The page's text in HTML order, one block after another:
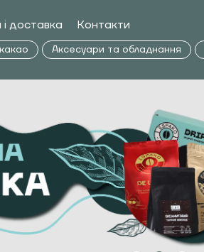
доставка Контакти
Аксесуари та обладнання